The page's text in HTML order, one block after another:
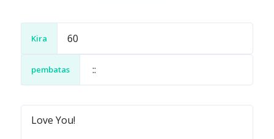
Kira
pembatas